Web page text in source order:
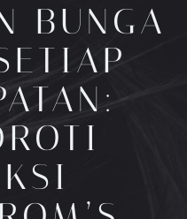
BUNGA